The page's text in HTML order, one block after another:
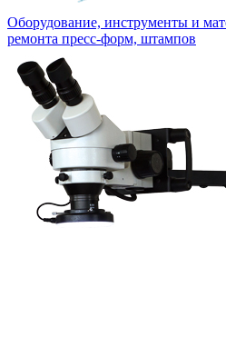
Оборудование, инструменты и
ремонта пресс-форм, штампов